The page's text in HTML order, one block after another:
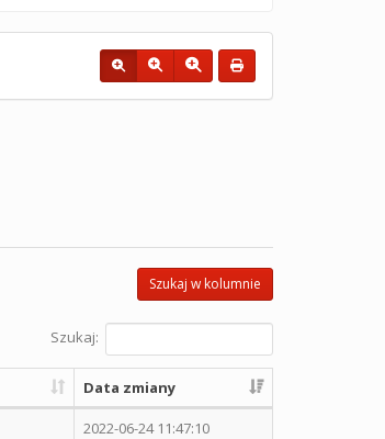
Szukaj w kolumnie
Szukaj:
Data zmiany
2022-06-24 11:47:10